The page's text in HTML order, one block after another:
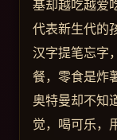
基却越吃越爱
代表新生代的
汉字提笔忘字
餐，零食是炸
奥特曼却不知
觉，喝可乐，